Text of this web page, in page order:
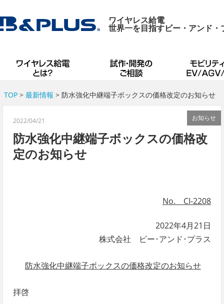
ワイヤレス給電
世界一を目指すビー・アンド・
TOP> 最新情報 > 防水強化中継端子ボックスの価格改定のお知らせ
お知らせ
2022/04/21
防水強化中継端子ボックスの価格改
定のお知らせ
No. CI-2208
2022年4月21日
株式会社 ビー･アンド･プラス
防水強化中継端子ボックスの価格改定のお知らせ
拝啓